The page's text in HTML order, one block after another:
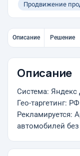
Продвижение
Описание Решение
Описание
Система:
Гео-таргетинг: РФ
Рекламируется:
автомобилей